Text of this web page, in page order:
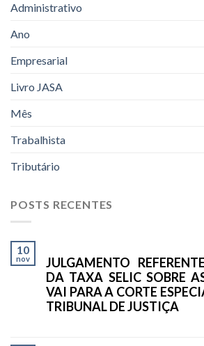
Administrativo
Ano
Empresarial
Livro JASA
Mês
Trabalhista
Tributário
POSTS RECENTES
10
nov
JULGAMENTO
DA TAXA SELIC SOBRE
VAI PARA A CORTE
TRIBUNAL DE JUSTIÇA